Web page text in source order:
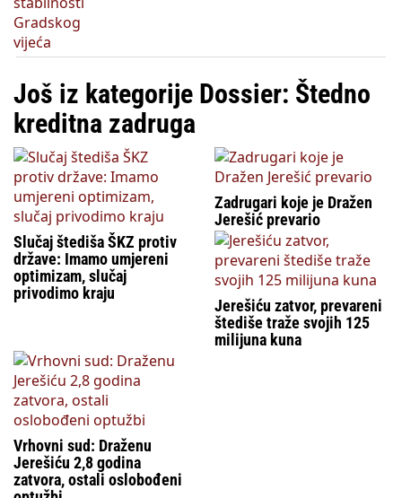
Još iz kategorije Dossier: Štedno
kreditna zadruga
Slučaj štediša ŠKZ protiv
države: Imamo umjereni
optimizam, slučaj
privodimo kraju
Zadrugari koje je Dražen
Jerešić prevario
Jerešiću zatvor, prevareni
štediše traže svojih 125
milijuna kuna
Vrhovni sud: Draženu
Jerešiću 2,8 godina
zatvora, ostali oslobođeni